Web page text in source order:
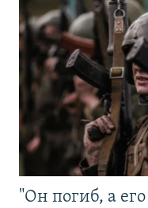
"Он погиб, а